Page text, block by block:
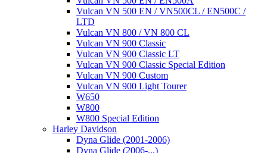
Vulcan VN 500 EN / VN500CL / EN500C /
LTD
Vulcan VN 800 / VN 800 CL
Vulcan VN 900 Classic
Vulcan VN 900 Classic LT
Vulcan VN 900 Classic Special Edition
Vulcan VN 900 Custom
Vulcan VN 900 Light Tourer
W650
W800
W800 Special Edition
Harley Davidson
Dyna Glide (2001-2006)
Dyna Glide (2006-...)